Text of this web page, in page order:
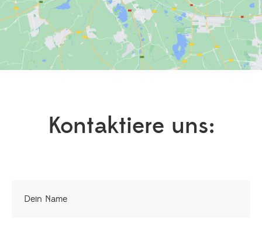
Kontaktiere uns: